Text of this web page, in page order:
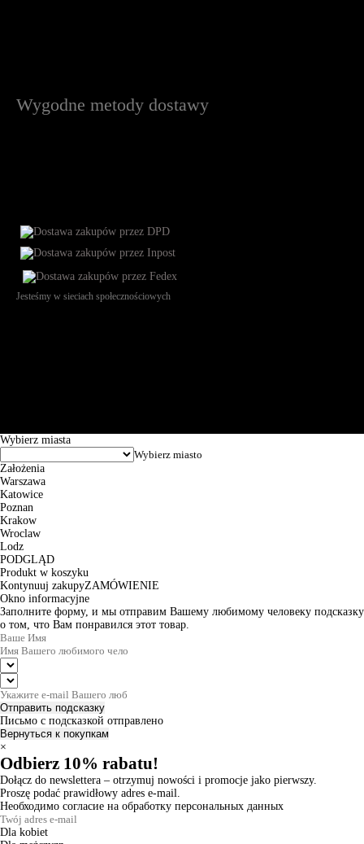
Wygodne metody dostawy
Jesteśmy w sieciach społecznościowych
Wybierz miasta
Założenia
Warszawa
Katowice
Poznan
Krakow
Wroclaw
Lodz
PODGLĄD
Produkt w koszyku
Kontynuuj zakupyZAMÓWIENIE
Okno informacyjne
Заполните форму, и мы отправим Вашему любимому человеку подсказку
о том, что Вам понравился этот товар.
Отправить подсказку
Письмо с подсказкой отправлено
Вернуться к покупкам
×
Odbierz 10% rabatu!
Dołącz do newslettera – otrzymuj nowości i promocje jako pierwszy.
Proszę podać prawidłowy adres e-mail.
Необходимо согласие на обработку персональных данных
Dla kobiet